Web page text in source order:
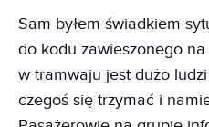
Sam byłem świadkiem
do kodu zawieszonego
w tramwaju jest dużo
czegoś się trzymać i